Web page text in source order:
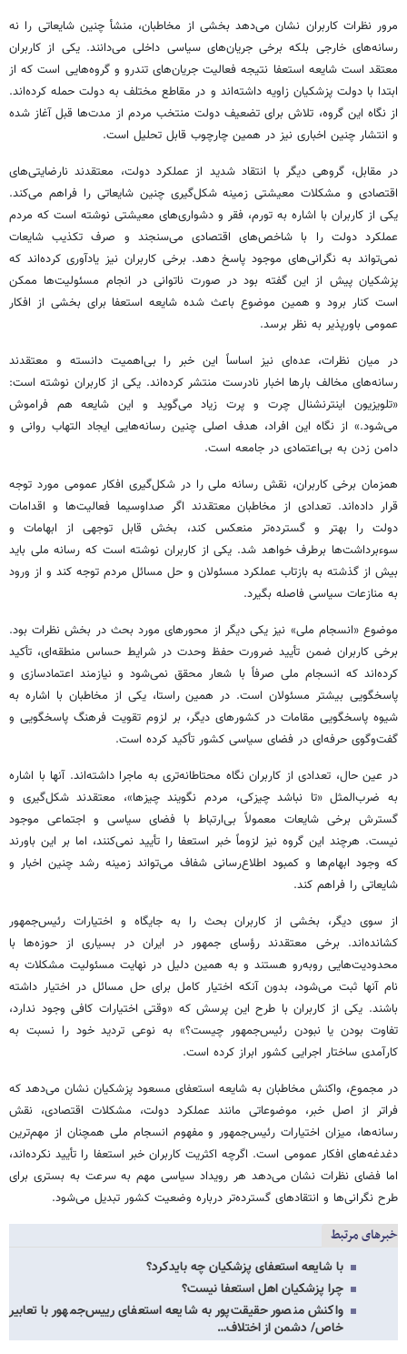
مرور نظرات کاربران نشان می‌دهد بخشی از مخاطبان، منشأ چنین شایعاتی را نه
رسانه‌های خارجی بلکه برخی جریان‌های سیاسی داخلی می‌دانند. یکی از کاربران
معتقد است شایعه استعفا نتیجه فعالیت جریان‌های تندرو و گروه‌هایی است که از
ابتدا با دولت پزشکیان زاویه داشته‌اند و در مقاطع مختلف به دولت حمله کرده‌اند.
از نگاه این گروه، تلاش برای تضعیف دولت منتخب مردم از مدت‌ها قبل آغاز شده
و انتشار چنین اخباری نیز در همین چارچوب قابل تحلیل است.
در مقابل، گروهی دیگر با انتقاد شدید از عملکرد دولت، معتقدند نارضایتی‌های
اقتصادی و مشکلات معیشتی زمینه شکل‌گیری چنین شایعاتی را فراهم می‌کند.
یکی از کاربران با اشاره به تورم، فقر و دشواری‌های معیشتی نوشته است که مردم
عملکرد دولت را با شاخص‌های اقتصادی می‌سنجند و صرف تکذیب شایعات
نمی‌تواند به نگرانی‌های موجود پاسخ دهد. برخی کاربران نیز یادآوری کرده‌اند که
پزشکیان پیش از این گفته بود در صورت ناتوانی در انجام مسئولیت‌ها ممکن
است کنار برود و همین موضوع باعث شده شایعه استعفا برای بخشی از افکار
عمومی باورپذیر به نظر برسد.
در میان نظرات، عده‌ای نیز اساساً این خبر را بی‌اهمیت دانسته و معتقدند
رسانه‌های مخالف بارها اخبار نادرست منتشر کرده‌اند. یکی از کاربران نوشته است:
«تلویزیون اینترنشنال چرت و پرت زیاد می‌گوید و این شایعه هم فراموش
می‌شود.» از نگاه این افراد، هدف اصلی چنین رسانه‌هایی ایجاد التهاب روانی و
دامن زدن به بی‌اعتمادی در جامعه است.
همزمان برخی کاربران، نقش رسانه ملی را در شکل‌گیری افکار عمومی مورد توجه
قرار داده‌اند. تعدادی از مخاطبان معتقدند اگر صداوسیما فعالیت‌ها و اقدامات
دولت را بهتر و گسترده‌تر منعکس کند، بخش قابل توجهی از ابهامات و
سوءبرداشت‌ها برطرف خواهد شد. یکی از کاربران نوشته است که رسانه ملی باید
بیش از گذشته به بازتاب عملکرد مسئولان و حل مسائل مردم توجه کند و از ورود
به منازعات سیاسی فاصله بگیرد.
موضوع «انسجام ملی» نیز یکی دیگر از محورهای مورد بحث در بخش نظرات بود.
برخی کاربران ضمن تأیید ضرورت حفظ وحدت در شرایط حساس منطقه‌ای، تأکید
کرده‌اند که انسجام ملی صرفاً با شعار محقق نمی‌شود و نیازمند اعتمادسازی و
پاسخگویی بیشتر مسئولان است. در همین راستا، یکی از مخاطبان با اشاره به
شیوه پاسخگویی مقامات در کشورهای دیگر، بر لزوم تقویت فرهنگ پاسخگویی و
گفت‌وگوی حرفه‌ای در فضای سیاسی کشور تأکید کرده است.
در عین حال، تعدادی از کاربران نگاه محتاطانه‌تری به ماجرا داشته‌اند. آنها با اشاره
به ضرب‌المثل «تا نباشد چیزکی، مردم نگویند چیزها»، معتقدند شکل‌گیری و
گسترش برخی شایعات معمولاً بی‌ارتباط با فضای سیاسی و اجتماعی موجود
نیست. هرچند این گروه نیز لزوماً خبر استعفا را تأیید نمی‌کنند، اما بر این باورند
که وجود ابهام‌ها و کمبود اطلاع‌رسانی شفاف می‌تواند زمینه رشد چنین اخبار و
شایعاتی را فراهم کند.
از سوی دیگر، بخشی از کاربران بحث را به جایگاه و اختیارات رئیس‌جمهور
کشانده‌اند. برخی معتقدند رؤسای جمهور در ایران در بسیاری از حوزه‌ها با
محدودیت‌هایی روبه‌رو هستند و به همین دلیل در نهایت مسئولیت مشکلات به
نام آنها ثبت می‌شود، بدون آنکه اختیار کامل برای حل مسائل در اختیار داشته
باشند. یکی از کاربران با طرح این پرسش که «وقتی اختیارات کافی وجود ندارد،
تفاوت بودن یا نبودن رئیس‌جمهور چیست؟» به نوعی تردید خود را نسبت به
کارآمدی ساختار اجرایی کشور ابراز کرده است.
در مجموع، واکنش مخاطبان به شایعه استعفای مسعود پزشکیان نشان می‌دهد که
فراتر از اصل خبر، موضوعاتی مانند عملکرد دولت، مشکلات اقتصادی، نقش
رسانه‌ها، میزان اختیارات رئیس‌جمهور و مفهوم انسجام ملی همچنان از مهم‌ترین
دغدغه‌های افکار عمومی است. اگرچه اکثریت کاربران خبر استعفا را تأیید نکرده‌اند،
اما فضای نظرات نشان می‌دهد هر رویداد سیاسی مهم به سرعت به بستری برای
طرح نگرانی‌ها و انتقادهای گسترده‌تر درباره وضعیت کشور تبدیل می‌شود.
خبرهای مرتبط
با شایعه استعفای پزشکیان چه بایدکرد؟
چرا پزشکیان اهل استعفا نیست؟
واکنش منصور حقیقت‌پور به شایعه استعفای رییس‌جمهور با تعابیر
خاص/ دشمن از اختلاف…